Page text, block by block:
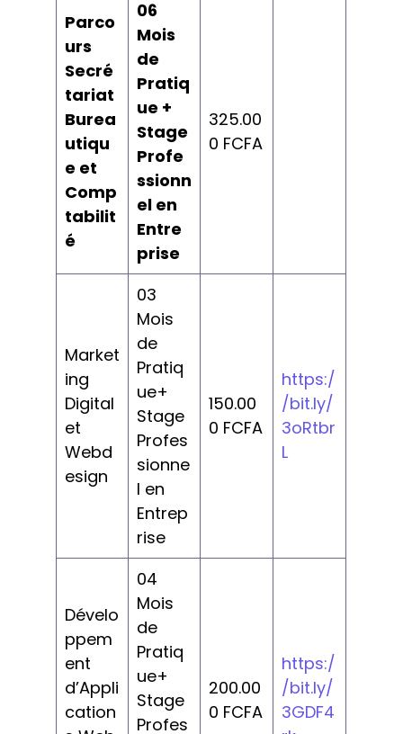
Parco
urs
Secré
tariat
Burea
utiqu
e et
Comp
tabilit
é
06
Mois
de
Pratiq
ue +
Stage
Profe
ssionn
el en
Entre
prise
325.00
0 FCFA
Market
ing
Digital
et
Webd
esign
03
Mois
de
Pratiq
ue+
Stage
Profes
sionne
l en
Entrep
rise
150.00
0 FCFA
https:/
/bit.ly/
3oRtbr
L
Dévelo
ppem
ent
d’Appli
cation
04
Mois
de
Pratiq
ue+
Stage
Profes
200.00
0 FCFA
https:/
/bit.ly/
3GDF4